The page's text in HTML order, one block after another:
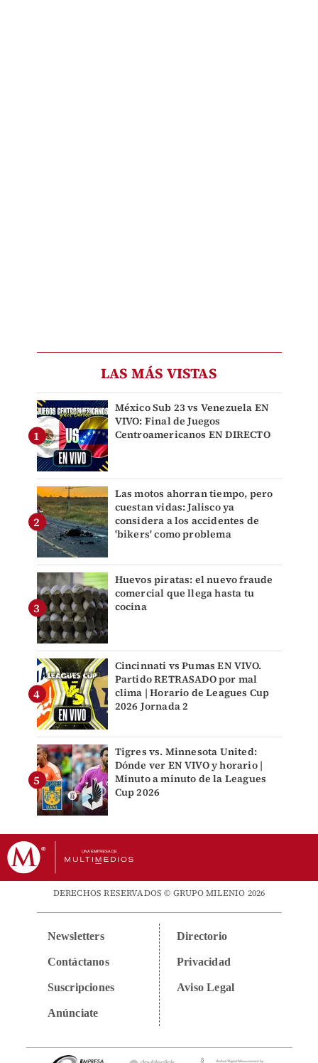
LAS MÁS VISTAS
México Sub 23 vs Venezuela EN
VIVO: Final de Juegos
Centroamericanos EN DIRECTO
Las motos ahorran tiempo, pero
cuestan vidas: Jalisco ya
considera a los accidentes de
'bikers' como problema
Huevos piratas: el nuevo fraude
comercial que llega hasta tu
cocina
Cincinnati vs Pumas EN VIVO.
Partido RETRASADO por mal
clima | Horario de Leagues Cup
2026 Jornada 2
Tigres vs. Minnesota United:
Dónde ver EN VIVO y horario |
Minuto a minuto de la Leagues
Cup 2026
DERECHOS RESERVADOS © GRUPO MILENIO 2026
Newsletters
Contáctanos
Suscripciones
Anúnciate
Directorio
Privacidad
Aviso Legal